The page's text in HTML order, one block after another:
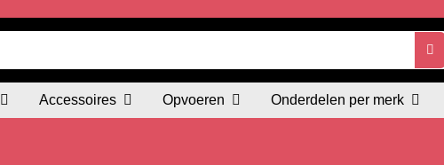
Accessoires Opvoeren Onderdelen per merk